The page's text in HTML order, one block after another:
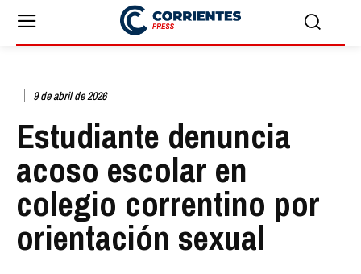
9 de abril de 2026
Estudiante denuncia
acoso escolar en
colegio correntino por
orientación sexual